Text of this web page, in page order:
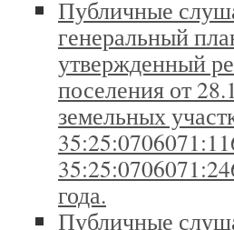
Публичные
генеральный
утвержденный
поселения от
земельных
года.
Публичные